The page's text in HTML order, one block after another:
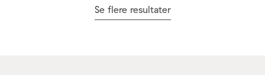
Se flere resultater